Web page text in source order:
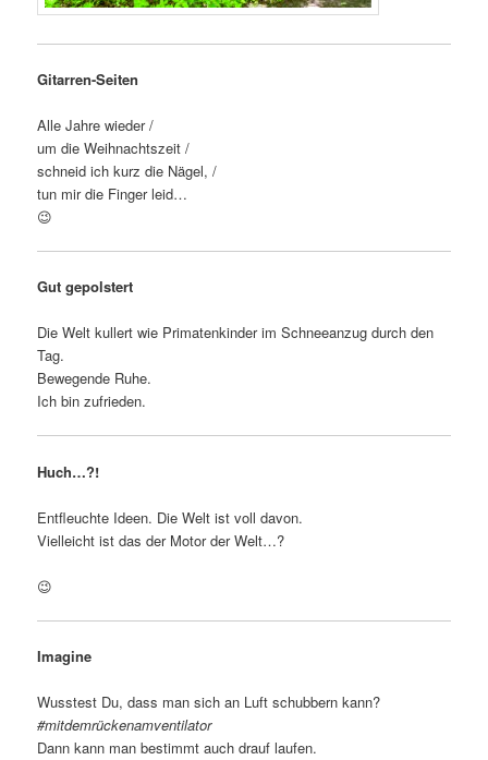
Gitarren-Seiten
Alle Jahre wieder /
um die Weihnachtszeit /
schneid ich kurz die Nägel, /
tun mir die Finger leid…
😉
Gut gepolstert
Die Welt kullert wie Primatenkinder im Schneeanzug durch den
Tag.
Bewegende Ruhe.
Ich bin zufrieden.
Huch…?!
Entfleuchte Ideen. Die Welt ist voll davon.
Vielleicht ist das der Motor der Welt…?
😉
Imagine
Wusstest Du, dass man sich an Luft schubbern kann?
#mitdemrückenamventilator
Dann kann man bestimmt auch drauf laufen.